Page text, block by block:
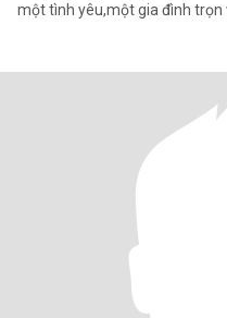
một tình yêu,một gia đình trọn